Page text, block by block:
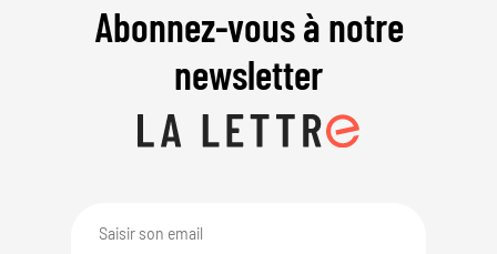
Abonnez-vous à notre
newsletter